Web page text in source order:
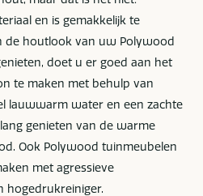
en is gemakkelijk te
de houtlook van uw Polywood
doet u er goed aan het
te maken met behulp van
lauwwarm water en een zachte
genieten van de warme
Ook Polywood tuinmeubelen
met agressieve
hogedrukreiniger.